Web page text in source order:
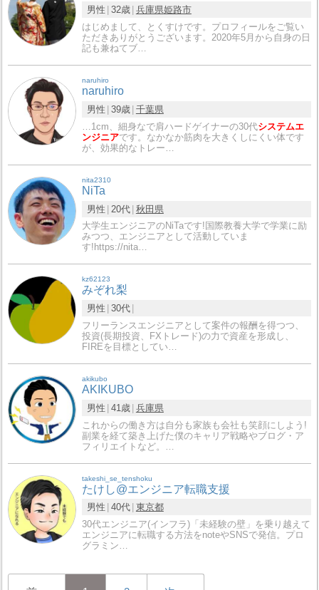
男性 32歳 兵庫県姫路市
はじめまして、とくすけです。プロフィールをご覧い
ただきありがとうございます。2020年5月から自身の日
記も兼ねてブ…
naruhiro
naruhiro
男性 39歳 千葉県
…1cm、細身なで肩ハードゲイナーの30代システムエ
ンジニアです。なかなか筋肉を大きくしにくい体です
が、効果的なトレー…
nita2310
NiTa
男性 20代 秋田県
大学生エンジニアのNiTaです!国際教養大学で学業に励
みつつ、エンジニアとして活動していま
す!https://nita…
kz62123
みぞれ梨
男性 30代
フリーランスエンジニアとして案件の報酬を得つつ、
投資(長期投資、FXトレード)の力で資産を形成し、
FIREを目標としてい…
akikubo
AKIKUBO
男性 41歳 兵庫県
これからの働き方は自分も家族も会社も笑顔にしよう!
副業を経て築き上げた僕のキャリア戦略やブログ・ア
フィリエイトなど。…
takeshi_se_tenshoku
たけし@エンジニア転職支援
男性 40代 東京都
30代エンジニア(インフラ)「未経験の壁」を乗り越えて
エンジニアに転職する方法をnoteやSNSで発信。プロ
グラミン…